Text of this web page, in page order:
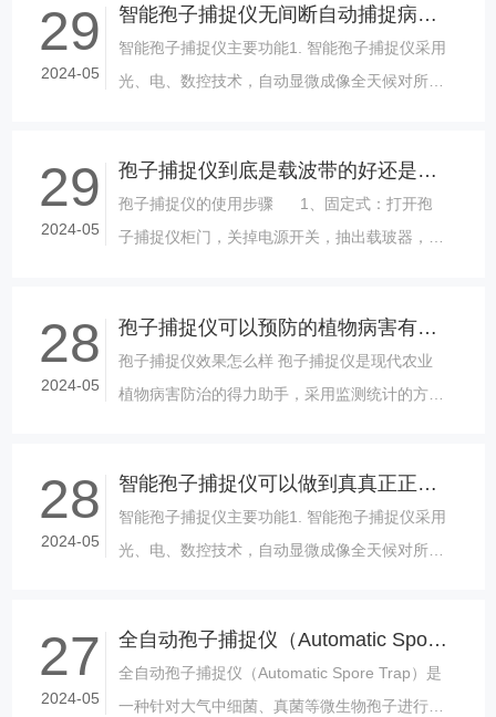
29
2024-05
智能孢子捕捉仪无间断自动捕捉病菌孢子
智能孢子捕捉仪主要功能1. 智能孢子捕捉仪采用
光、电、数控技术，自动显微成像全天候对所捕
29
2024-05
孢子捕捉仪到底是载波带的好还是载玻片的优呢
孢子捕捉仪的使用步骤 1、固定式：打开孢
子捕捉仪柜门，关掉电源开关，抽出载玻器，放
28
2024-05
孢子捕捉仪可以预防的植物病害有哪些
孢子捕捉仪效果怎么样 孢子捕捉仪是现代农业
植物病害防治的得力助手，采用监测统计的方
28
2024-05
智能孢子捕捉仪可以做到真真正正的全自动吗
智能孢子捕捉仪主要功能1. 智能孢子捕捉仪采用
光、电、数控技术，自动显微成像全天候对所捕
27
2024-05
全自动孢子捕捉仪（Automatic Spore Trap）
全自动孢子捕捉仪（Automatic Spore Trap）是
一种针对大气中细菌、真菌等微生物孢子进行采